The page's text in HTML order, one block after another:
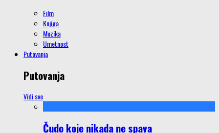
Film
Knjiga
Muzika
Umetnost
Putovanja
Putovanja
Vidi sve
Čudo koje nikada ne spava